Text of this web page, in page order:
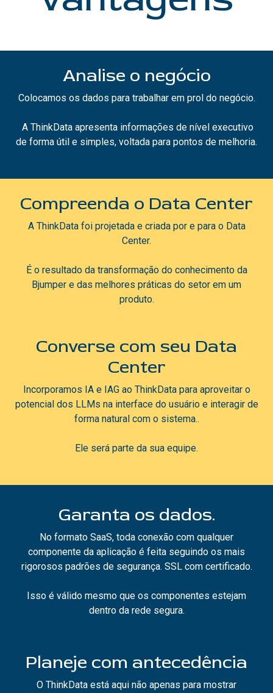
Analise o negócio
Colocamos os dados para trabalhar em prol do negócio.
A ThinkData apresenta informações de nível executivo
de forma útil e simples, voltada para pontos de melhoria.
Compreenda o Data Center
A ThinkData foi projetada e criada por e para o Data
Center.
É o resultado da transformação do conhecimento da
Bjumper e das melhores práticas do setor em um
produto.
Converse com seu Data
Center
Incorporamos IA e IAG ao ThinkData para aproveitar o
potencial dos LLMs na interface do usuário e interagir de
forma natural com o sistema..
Ele será parte da sua equipe.
Garanta os dados.
No formato SaaS, toda conexão com qualquer
componente da aplicação é feita seguindo os mais
rigorosos padrões de segurança. SSL com certificado.
Isso é válido mesmo que os componentes estejam
dentro da rede segura.
Planeje com antecedência
O ThinkData está aqui não apenas para mostrar